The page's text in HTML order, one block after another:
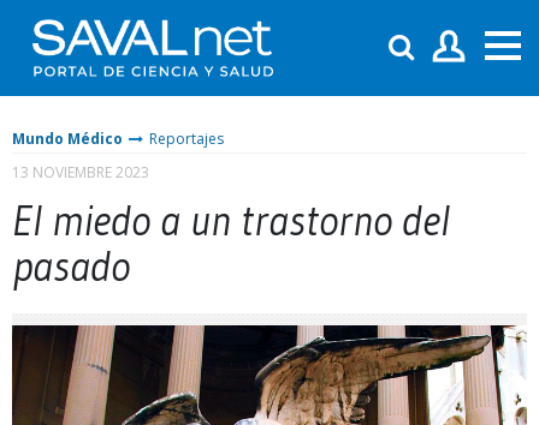
Mundo Médico
Reportajes
13 NOVIEMBRE 2023
El miedo a un trastorno del
pasado